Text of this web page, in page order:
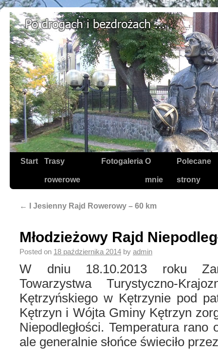
Start Trasy
rowerowe
Fotogaleria O
mnie
Polecane
strony
← I Jesienny Rajd Rowerowy – 60 km
Młodzieżowy Rajd
Posted on 18 października 2014 by admin
W dniu 18.10.2013 roku
Towarzystwa Turystyczno-
Kętrzyńskiego w Kętrzynie pod
Kętrzyn i Wójta Gminy Kętrzyn
Niepodległości. Temperatura rano
ale generalnie słońce świeciło